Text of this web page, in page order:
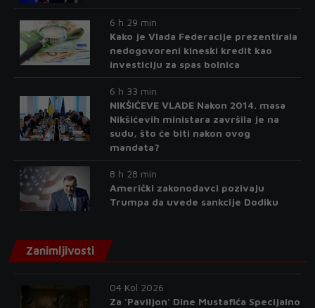
6 h 29 min
Kako je Vlada Federacije prezentirala
nedogovoreni kineski kredit kao
investiciju za spas bolnica
6 h 33 min
NIKŠIĆEVE VLADE Nakon 2014. masa
Nikšićevih ministara završila je na
sudu, što će biti nakon ovog
mandata?
8 h 28 min
Američki zakonodavci pozivaju
Trumpa da uvede sankcije Dodiku
Zanimljivosti
04 Kol 2026
Za 'Paviljon' Dine Mustafića Specijalno